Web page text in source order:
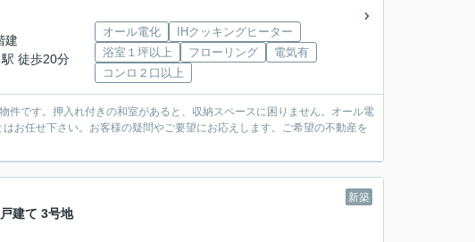
建
駅 徒歩20分
オール電化
IHクッキングヒーター
浴室１坪以上
フローリング
電気有
コンロ２口以上
です。押入れ付きの和室があると、収納スペースに困りません。オール電
お任せ下さい。お客様の疑問やご要望にお応えします。ご希望の不動産を
新築
建て 3号地